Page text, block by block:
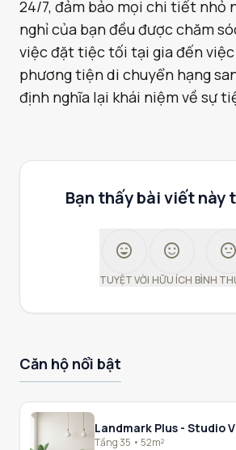
24/7, đảm bảo mọi chi tiết nhỏ
nghỉ của bạn đều được chăm
việc đặt tiệc tối tại gia đến việc
phương tiện di chuyển hạng
định nghĩa lại khái niệm về sự
Bạn thấy bài viết này
sentiment_very_satisfied
TUYỆT VỜI
sentiment_satisfied
HỮU ÍCH
sentiment_neutral
BÌNH
Căn hộ nổi bật
Landmark Plus - Studio
Tầng 35 • 52m²